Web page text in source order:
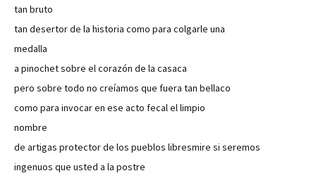
tan bruto
tan desertor de la historia como para colgarle una
medalla
a pinochet sobre el corazón de la casaca
pero sobre todo no creíamos que fuera tan bellaco
como para invocar en ese acto fecal el limpio
nombre
de artigas protector de los pueblos libresmire si seremos
ingenuos que usted a la postre